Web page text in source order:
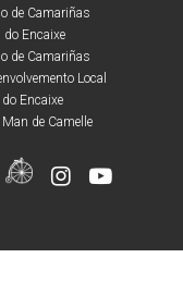
de Camariñas
Encaixe
de Camariñas
Local
Encaixe
de Camelle